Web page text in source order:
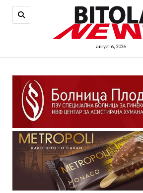
август 6, 2026